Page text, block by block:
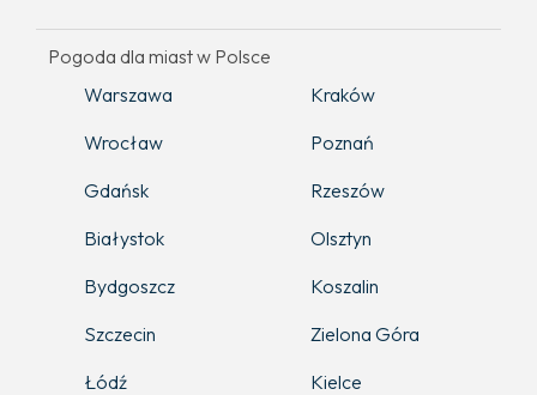
Pogoda dla miast w Polsce
Warszawa
Kraków
Wrocław
Poznań
Gdańsk
Rzeszów
Białystok
Olsztyn
Bydgoszcz
Koszalin
Szczecin
Zielona Góra
Łódź
Kielce